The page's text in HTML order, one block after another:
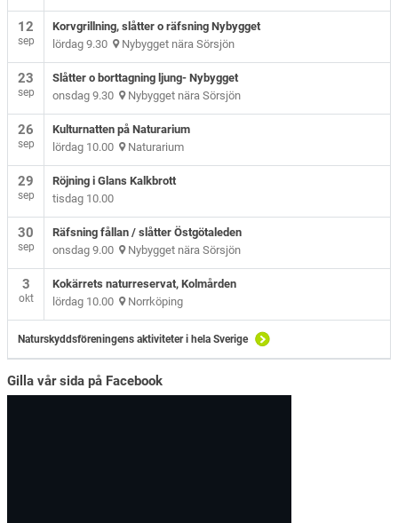
12
sep
Korvgrillning, slåtter o räfsning Nybygget
lördag 9.30 Nybygget nära Sörsjön
23
sep
Slåtter o borttagning ljung- Nybygget
onsdag 9.30 Nybygget nära Sörsjön
26
sep
Kulturnatten på Naturarium
lördag 10.00 Naturarium
29
sep
Röjning i Glans Kalkbrott
tisdag 10.00
30
sep
Räfsning fållan / slåtter Östgötaleden
onsdag 9.00 Nybygget nära Sörsjön
3
okt
Kokärrets naturreservat, Kolmården
lördag 10.00 Norrköping
Naturskyddsföreningens aktiviteter i hela Sverige
Gilla vår sida på Facebook